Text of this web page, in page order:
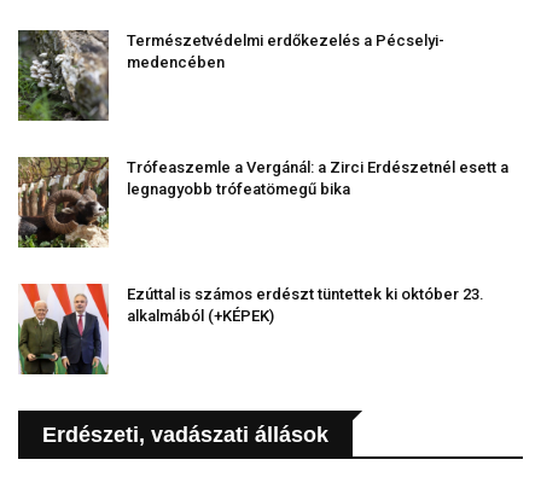
Természetvédelmi erdőkezelés a Pécselyi-
medencében
Trófeaszemle a Vergánál: a Zirci Erdészetnél esett a
legnagyobb trófeatömegű bika
Ezúttal is számos erdészt tüntettek ki október 23.
alkalmából (+KÉPEK)
Erdészeti, vadászati állások